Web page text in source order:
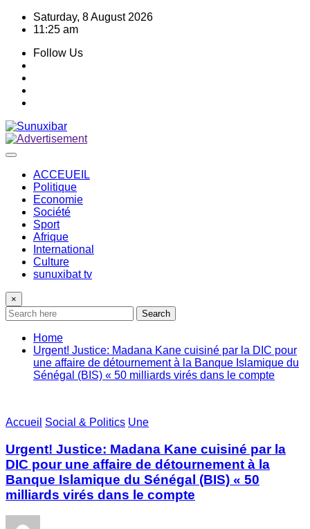
Skip
Saturday, 8 August 2026
11:25 am
Follow Us
ACCEUEIL
Politique
Economie
Société
Sport
Afrique
International
Culture
sunuxibat tv
×
Search
Home
‎Urgent! Justice: Madana Kane cuisiné par la DIC pour
une affaire de détournement à la Banque Islamique du
Sénégal (BIS) « 50 milliards virés dans le compte
Accueil Social & Politics Une
‎Urgent! Justice: Madana Kane cuisiné par la
DIC pour une affaire de détournement à la
Banque Islamique du Sénégal (BIS) « 50
milliards virés dans le compte